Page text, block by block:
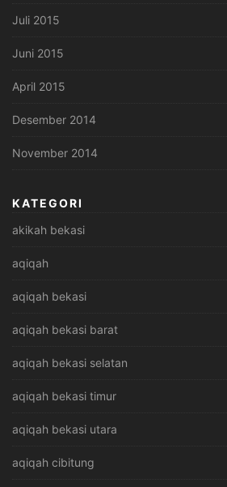
Juli 2015
Juni 2015
April 2015
Desember 2014
November 2014
KATEGORI
akikah bekasi
aqiqah
aqiqah bekasi
aqiqah bekasi barat
aqiqah bekasi selatan
aqiqah bekasi timur
aqiqah bekasi utara
aqiqah cibitung